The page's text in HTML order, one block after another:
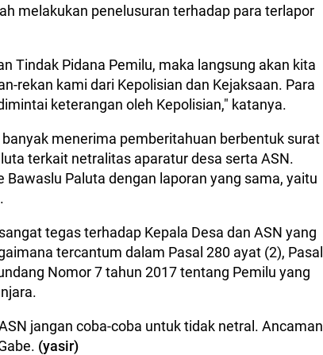
melakukan penelusuran terhadap para terlapor
Tindak Pidana Pemilu, maka langsung akan kita
rekan kami dari Kepolisian dan Kejaksaan. Para
keterangan oleh Kepolisian," katanya.
menerima pemberitahuan berbentuk surat
terkait netralitas aparatur desa serta ASN.
Paluta dengan laporan yang sama, yaitu
tegas terhadap Kepala Desa dan ASN yang
tercantum dalam Pasal 280 ayat (2), Pasal
Nomor 7 tahun 2017 tentang Pemilu yang
jangan coba-coba untuk tidak netral. Ancaman
(yasir)